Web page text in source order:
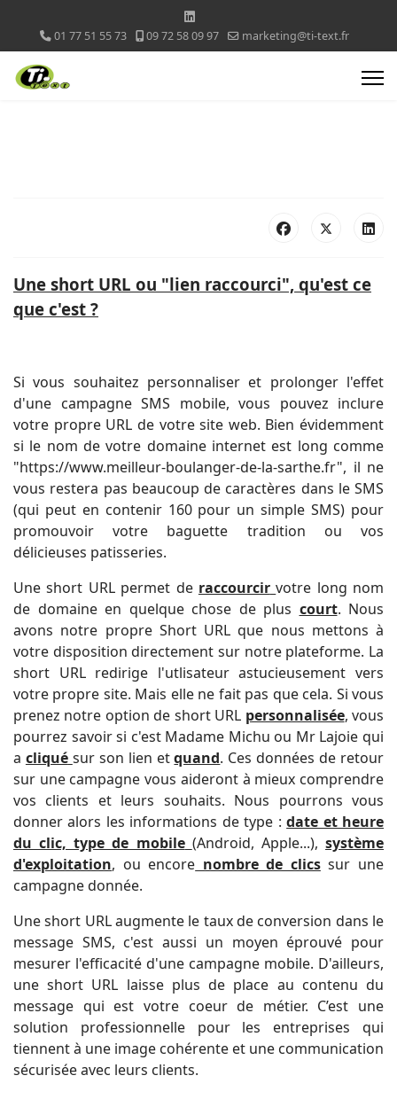
01 77 51 55 73 09 72 58 09 97 marketing@ti-text.fr
Une short URL ou "lien raccourci", qu'est ce
que c'est ?
Si vous souhaitez personnaliser et prolonger l'effet
d'une campagne SMS mobile, vous pouvez inclure
votre propre URL de votre site web. Bien évidemment
si le nom de votre domaine internet est long comme
"https://www.meilleur-boulanger-de-la-sarthe.fr", il ne
vous restera pas beaucoup de caractères dans le SMS
(qui peut en contenir 160 pour un simple SMS) pour
promouvoir votre baguette tradition ou vos
délicieuses patisseries.
Une short URL permet de raccourcir votre long nom
de domaine en quelque chose de plus court. Nous
avons notre propre Short URL que nous mettons à
votre disposition directement sur notre plateforme. La
short URL redirige l'utlisateur astucieusement vers
votre propre site. Mais elle ne fait pas que cela. Si vous
prenez notre option de short URL personnalisée, vous
pourrez savoir si c'est Madame Michu ou Mr Lajoie qui
a cliqué sur son lien etquand. Ces données de retour
sur une campagne vous aideront à mieux comprendre
vos clients et leurs souhaits. Nous pourrons vous
donner alors les informations de type :date et heure
du clic, type de mobile (Android, Apple...),système
d'exploitation, ou encore nombre de clicssur une
campagne donnée.
Une short URL augmente le taux de conversion dans le
message SMS, c'est aussi un moyen éprouvé pour
mesurer l'efficacité d'une campagne mobile. D'ailleurs,
une short URL laisse plus de place au contenu du
message qui est votre coeur de métier. C’est une
solution professionnelle pour les entreprises qui
tiennent à une image cohérente et une communication
sécurisée avec leurs clients.